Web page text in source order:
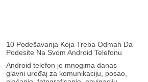
10 Podešavanja Koja Treba Odmah Da
Podesite Na Svom Android Telefonu
Android telefon je mnogima danas
glavni uređaj za komunikaciju, posao,